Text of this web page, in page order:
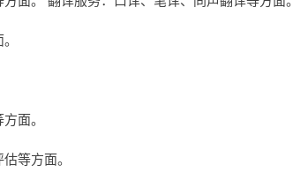
面。
等方面。